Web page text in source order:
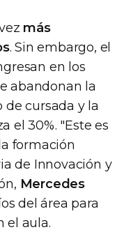
más
. Sin embargo, el
en los
abandonan la
cursada y la
el 30%. "Este es
formación
de Innovación y
Mercedes
del área para
el aula.